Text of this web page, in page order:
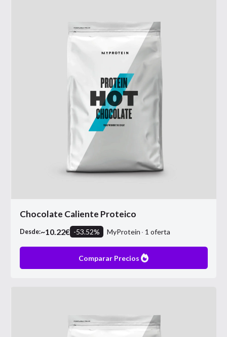
Chocolate Caliente Proteico
Desde:~10.22€ -53.52% MyProtein 1 oferta
Comparar Precios